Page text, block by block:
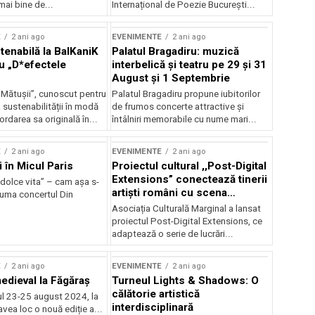
bine de... Internațional de Poezie București...
2 ani ago
la BalKaniK
„D*efectele
cunoscut pentru
sustenabilității în modă
sa originală în...
EVENIMENTE 2 ani ago
Palatul Bragadiru: muzică
interbelică şi teatru pe 29 şi 31
August şi 1 Septembrie
Palatul Bragadiru propune iubitorilor
de frumos concerte attractive şi
întâlniri memorabile cu nume mari...
2 ani ago
în Micul Paris
vita” – cam așa s-
concertul Din
EVENIMENTE 2 ani ago
Proiectul cultural ,,Post-Digital
Extensions” conectează tinerii
artiști români cu scena
internațională
Asociația Culturală Marginal a lansat
proiectul Post-Digital Extensions, ce
adaptează o serie de lucrări...
2 ani ago
la Făgăraș
23-25 august 2024, la
loc o nouă ediție a...
EVENIMENTE 2 ani ago
Turneul Lights & Shadows: O
călătorie artistică
interdisciplinară